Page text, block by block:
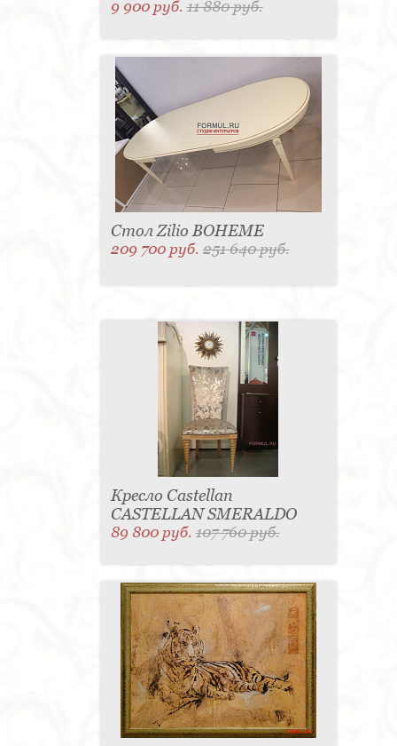
9 900 руб.11 880 руб.
Стол Zilio BOHEME
209 700 руб.251 640 руб.
Кресло Castellan
CASTELLAN SMERALDO
89 800 руб.107 760 руб.